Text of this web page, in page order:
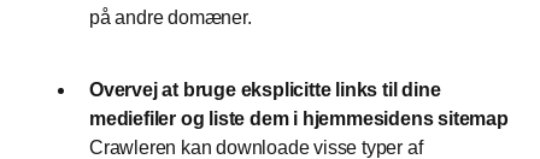
på andre domæner.
Overvej at bruge eksplicitte links til dine
mediefiler og liste dem i hjemmesidens sitemap
Crawleren kan downloade visse typer af